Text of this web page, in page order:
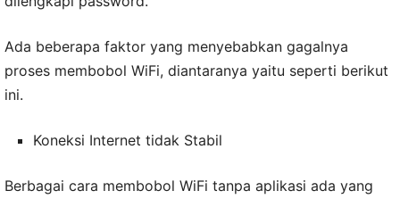
Ada beberapa faktor yang menyebabkan gagalnya
proses membobol WiFi, diantaranya yaitu seperti berikut
ini.
Koneksi Internet tidak Stabil
Berbagai cara membobol WiFi tanpa aplikasi ada yang